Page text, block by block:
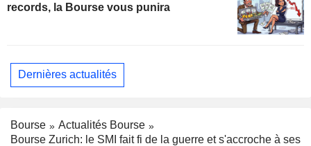
records, la Bourse vous punira
Dernières actualités
Bourse
Actualités Bourse
Bourse Zurich: le SMI fait fi de la guerre et s'accroche à ses